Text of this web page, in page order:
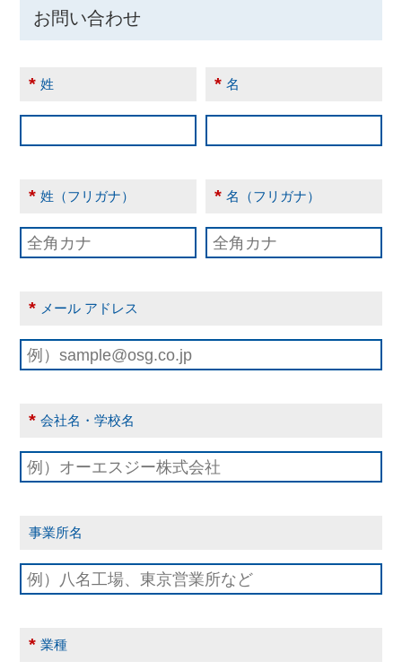
お問い合わせ
* 姓 * 名
* 姓（フリガナ） * 名（フリガナ）
* メール アドレス
* 会社名・学校名
事業所名
* 業種